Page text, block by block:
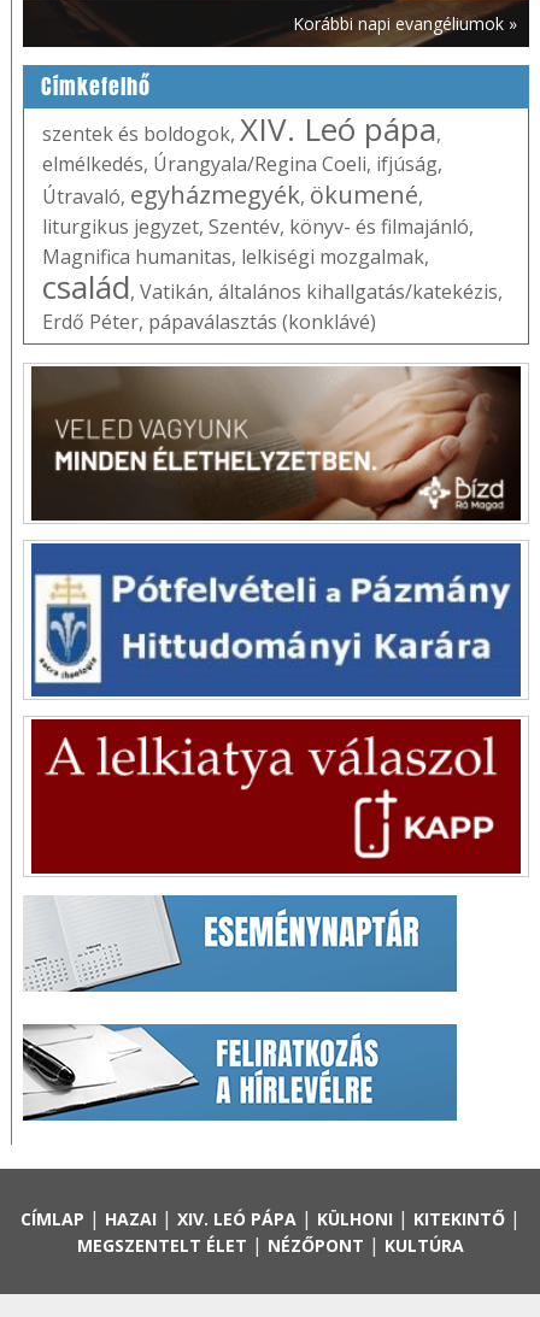
Korábbi napi evangéliumok »
Címkefelhő
szentek és boldogok, XIV. Leó pápa,
elmélkedés, Úrangyala/Regina Coeli, ifjúság,
Útravaló, egyházmegyék, ökumené,
liturgikus jegyzet, Szentév, könyv- és filmajánló,
Magnifica humanitas, lelkiségi mozgalmak,
család, Vatikán, általános kihallgatás/katekézis,
Erdő Péter, pápaválasztás (konklávé)
CÍMLAP | HAZAI | XIV. LEÓ PÁPA| KÜLHONI | KITEKINTŐ|
MEGSZENTELT ÉLET | NÉZŐPONT | KULTÚRA